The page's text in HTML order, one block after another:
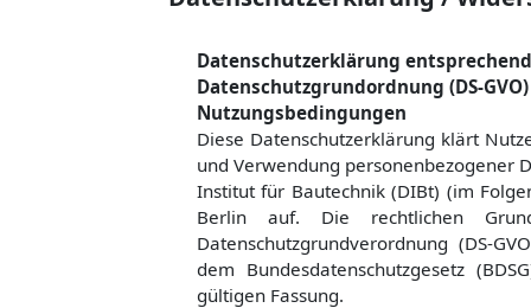
Datenschutzerklärung
Datenschutzgrundordnung (DS-
Nutzungsbedingungen
Diese Datenschutzerklärung klärt
und Verwendung personenbezogener
Institut für Bautechnik (DIBt) (im
Berlin auf. Die rechtlichen
Datenschutzgrundverordnung (DS-
dem Bundesdatenschutzgesetz
gültigen Fassung.